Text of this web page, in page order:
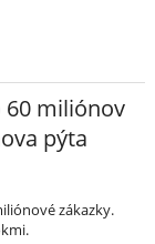
60 miliónov
pýta
zákazky.